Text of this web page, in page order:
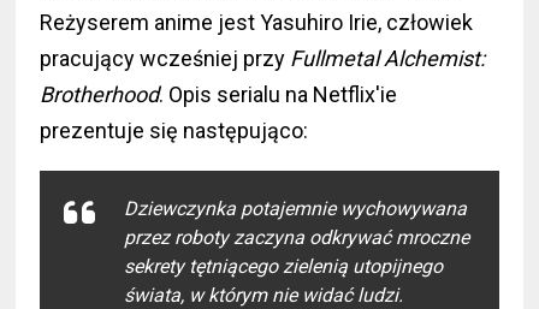
Reżyserem anime jest Yasuhiro Irie, człowiek
pracujący wcześniej przy Fullmetal Alchemist:
Brotherhood. Opis serialu na Netflix'ie
prezentuje się następująco:
Dziewczynka potajemnie wychowywana
przez roboty zaczyna odkrywać mroczne
sekrety tętniącego zielenią utopijnego
świata, w którym nie widać ludzi.